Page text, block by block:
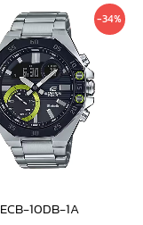
-34%
ECB-10DB-1A
Original
price
was:
7,400 ฿.
price